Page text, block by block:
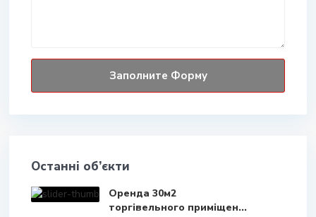
Останні об’єкти
Оренда 30м2
торгівельного приміщен...